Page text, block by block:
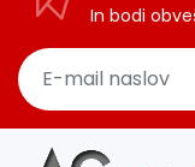
In bodi